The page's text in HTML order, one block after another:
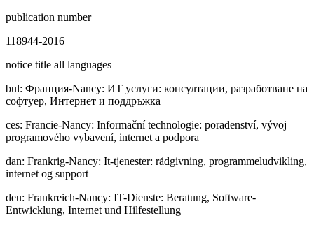
publication number
118944-2016
notice title all languages
bul: Фpaнция-Nancy: ИТ услуги: консултации, разработване на
софтуер, Интернет и поддръжка
ces: Francie-Nancy: Informační technologie: poradenství, vývoj
programového vybavení, internet a podpora
dan: Frankrig-Nancy: It-tjenester: rådgivning, programmeludvikling,
internet og support
deu: Frankreich-Nancy: IT-Dienste: Beratung, Software-
Entwicklung, Internet und Hilfestellung